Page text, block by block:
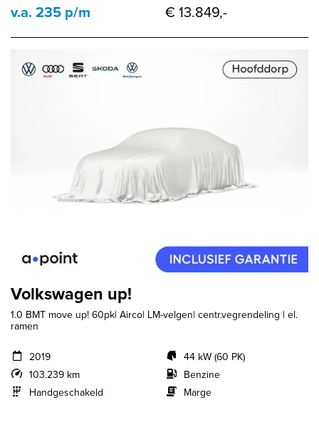
v.a. 235 p/m € 13.849,-
Volkswagen up!
1.0 BMT move up! 60pk| Airco| LM-velgen| centr.vegrendeling | el.
ramen
2019
103.239 km
Handgeschakeld
44 kW (60 PK)
Benzine
Marge